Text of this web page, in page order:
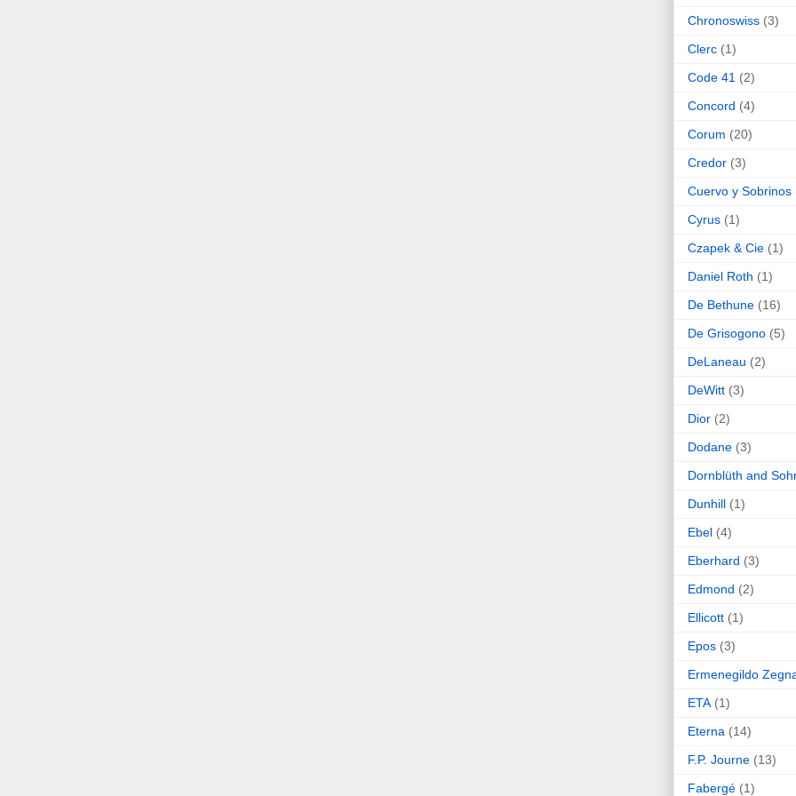
Chronoswiss (3)
Clerc (1)
Code 41 (2)
Concord (4)
Corum (20)
Credor (3)
Cuervo y Sobrinos
Cyrus (1)
Czapek & Cie (1)
Daniel Roth (1)
De Bethune (16)
De Grisogono (5)
DeLaneau (2)
DeWitt (3)
Dior (2)
Dodane (3)
Dornblüth and
Dunhill (1)
Ebel (4)
Eberhard (3)
Edmond (2)
Ellicott (1)
Epos (3)
Ermenegildo
ETA (1)
Eterna (14)
F.P. Journe (13)
Fabergé (1)